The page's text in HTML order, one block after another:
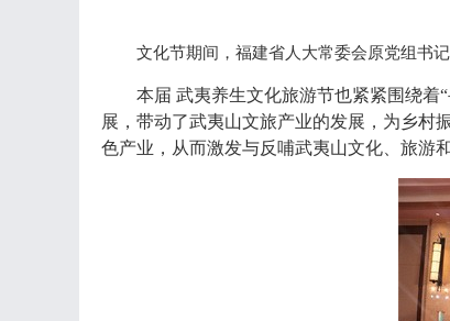
文化节期间，福建省人大常委会原党组书
本届 武夷养生文化旅游节也紧紧围绕着
展，带动了武夷山文旅产业的发展，为乡村
色产业，从而激发与反哺武夷山文化、旅游